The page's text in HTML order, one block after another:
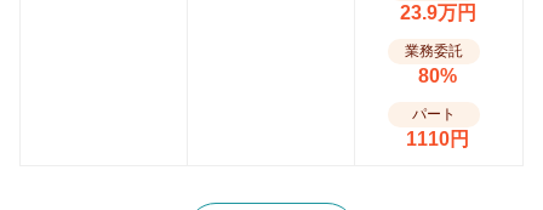
23.9万円
業務委託
80%
パート
1110円